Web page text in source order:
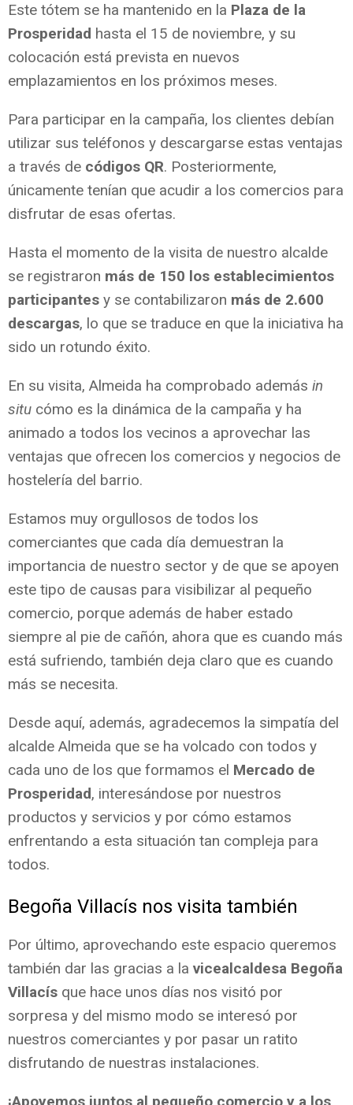
Este tótem se ha mantenido en la Plaza de la
Prosperidad hasta el 15 de noviembre, y su
colocación está prevista en nuevos
emplazamientos en los próximos meses.
Para participar en la campaña, los clientes debían
utilizar sus teléfonos y descargarse estas ventajas
a través de códigos QR. Posteriormente,
únicamente tenían que acudir a los comercios para
disfrutar de esas ofertas.
Hasta el momento de la visita de nuestro alcalde
se registraron más de 150 los establecimientos
participantes y se contabilizaron más de 2.600
descargas, lo que se traduce en que la iniciativa ha
sido un rotundo éxito.
En su visita, Almeida ha comprobado además in
situ cómo es la dinámica de la campaña y ha
animado a todos los vecinos a aprovechar las
ventajas que ofrecen los comercios y negocios de
hostelería del barrio.
Estamos muy orgullosos de todos los
comerciantes que cada día demuestran la
importancia de nuestro sector y de que se apoyen
este tipo de causas para visibilizar al pequeño
comercio, porque además de haber estado
siempre al pie de cañón, ahora que es cuando más
está sufriendo, también deja claro que es cuando
más se necesita.
Desde aquí, además, agradecemos la simpatía del
alcalde Almeida que se ha volcado con todos y
cada uno de los que formamos el Mercado de
Prosperidad, interesándose por nuestros
productos y servicios y por cómo estamos
enfrentando a esta situación tan compleja para
todos.
Begoña Villacís nos visita también
Por último, aprovechando este espacio queremos
también dar las gracias a la vicealcaldesa Begoña
Villacís que hace unos días nos visitó por
sorpresa y del mismo modo se interesó por
nuestros comerciantes y por pasar un ratito
disfrutando de nuestras instalaciones.